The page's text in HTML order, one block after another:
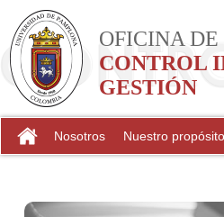
OFICINA DE
CONTROL
GESTIÓN
Nosotros Nuestro propósito